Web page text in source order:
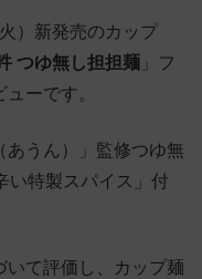
）新発売のカップ
つゆ無し担担麺 」フ
ーです。
あうん）」監修つゆ無
い特製スパイス」付
いて評価し、カップ麺